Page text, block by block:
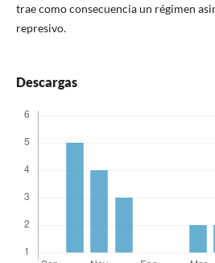
trae como consecuencia un régimen
represivo.
Descargas